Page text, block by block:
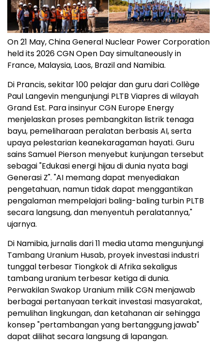
On 21 May, China General Nuclear Power Corporation
held its 2026 CGN Open Day simultaneously in
France, Malaysia, Laos, Brazil and Namibia.
Di Prancis, sekitar 100 pelajar dan guru dari Collège
Paul Langevin mengunjungi PLTB Viapres di wilayah
Grand Est. Para insinyur CGN Europe Energy
menjelaskan proses pembangkitan listrik tenaga
bayu, pemeliharaan peralatan berbasis AI, serta
upaya pelestarian keanekaragaman hayati. Guru
sains Samuel Pierson menyebut kunjungan tersebut
sebagai "Edukasi energi hijau di dunia nyata bagi
Generasi Z". "AI memang dapat menyediakan
pengetahuan, namun tidak dapat menggantikan
pengalaman mempelajari baling-baling turbin PLTB
secara langsung, dan menyentuh peralatannya,"
ujarnya.
Di Namibia, jurnalis dari 11 media utama mengunjungi
Tambang Uranium Husab, proyek investasi industri
tunggal terbesar Tiongkok di Afrika sekaligus
tambang uranium terbesar ketiga di dunia.
Perwakilan Swakop Uranium milik CGN menjawab
berbagai pertanyaan terkait investasi masyarakat,
pemulihan lingkungan, dan ketahanan air sehingga
konsep "pertambangan yang bertanggung jawab"
dapat dilihat secara langsung di lapangan.